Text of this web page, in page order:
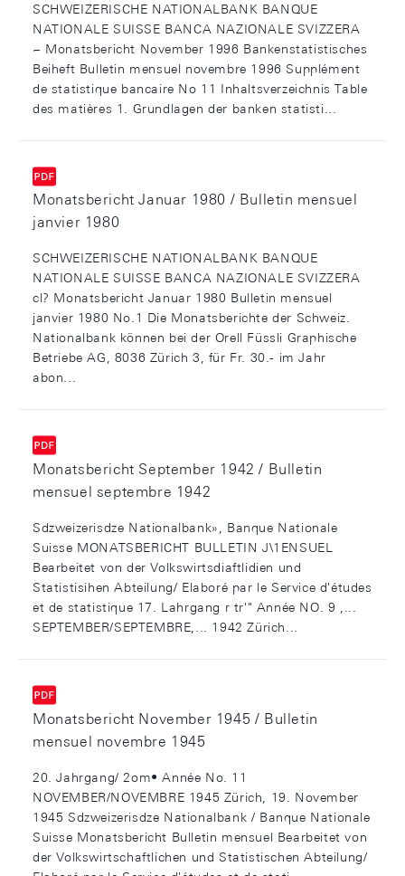
SCHWEIZERISCHE NATIONALBANK BANQUE
NATIONALE SUISSE BANCA NAZIONALE SVIZZERA
~ Monatsbericht November 1996 Bankenstatistisches
Beiheft Bulletin mensuel novembre 1996 Supplément
de statistique bancaire No 11 Inhaltsverzeichnis Table
des matières 1. Grundlagen der banken­ statisti...
Monatsbericht Januar 1980 / Bulletin mensuel
janvier 1980
SCHWEIZERISCHE NATIONALBANK BANQUE
NATIONALE SUISSE BANCA NAZIONALE SVIZZERA
cl? Monatsbericht Januar 1980 Bulletin mensuel
janvier 1980 No.1 Die Monatsberichte der Schweiz.
Nationalbank können bei der Orell Füssli Graphische
Betriebe AG, 8036 Zürich 3, für Fr. 30.- im Jahr
abon...
Monatsbericht September 1942 / Bulletin
mensuel septembre 1942
Sdzweizerisdze Nationalbank», Banque Nationale
Suisse MONATSBERICHT BULLETIN J\1ENSUEL
Bearbeitet von der Volkswirtsdiaftlidien und
Statistisihen Abteilung/ Elaboré par le Service d'études
et de statistique 17. Lahrgang r tr'" Année NO. 9 ,...
SEPTEMBER/SEPTEMBRE,... 1942 Zürich...
Monatsbericht November 1945 / Bulletin
mensuel novembre 1945
20. Jahrgang/ 2om• Année No. 11
NOVEMBER/NOVEMBRE 1945 Zürich, 19. November
1945 Sdzweizerisdze Nationalbank / Banque Nationale
Suisse Monatsbericht Bulletin mensuel Bearbeitet von
der Volkswirtschaftlichen und Statistischen Abteilung/